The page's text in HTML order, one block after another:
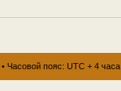
• Часовой пояс: UTC + 4 часа